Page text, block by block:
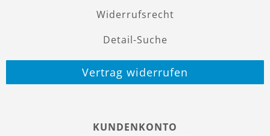
Widerrufsrecht
Detail-Suche
Vertrag widerrufen
KUNDENKONTO